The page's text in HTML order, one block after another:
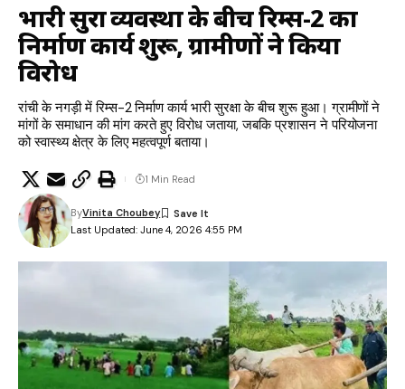
भारी सुरक्षा व्यवस्था के बीच रिम्स-2 का
निर्माण कार्य शुरू, ग्रामीणों ने किया
विरोध
रांची के नगड़ी में रिम्स-2 निर्माण कार्य भारी सुरक्षा के बीच शुरू हुआ। ग्रामीणों ने
मांगों के समाधान की मांग करते हुए विरोध जताया, जबकि प्रशासन ने परियोजना
को स्वास्थ्य क्षेत्र के लिए महत्वपूर्ण बताया।
Last Updated: June 4, 2026 4:55 PM
ByVinita Choubey
1 Min Read